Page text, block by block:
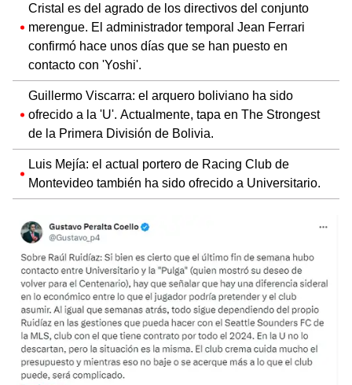
Cristal es del agrado de los directivos del conjunto
merengue. El administrador temporal Jean Ferrari
confirmó hace unos días que se han puesto en
contacto con 'Yoshi'.
Guillermo Viscarra: el arquero boliviano ha sido
ofrecido a la 'U'. Actualmente, tapa en The Strongest
de la Primera División de Bolivia.
Luis Mejía: el actual portero de Racing Club de
Montevideo también ha sido ofrecido a Universitario.